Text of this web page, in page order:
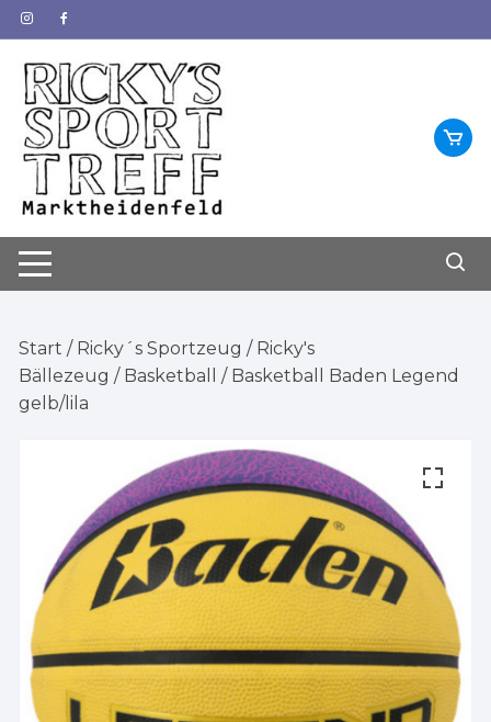
Zum
Inhalt
springen
Start / Ricky´s Sportzeug / Ricky's
Bällezeug / Basketball
/ Basketball Baden Legend
gelb/lila